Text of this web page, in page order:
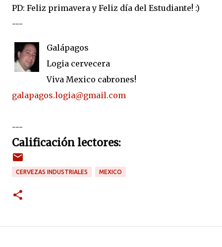
PD: Feliz primavera y Feliz día del Estudiante! :)
---
Galápagos
Logia cervecera
Viva Mexico cabrones!
galapagos.logia@gmail.com
---
Calificación lectores:
CERVEZAS INDUSTRIALES MEXICO